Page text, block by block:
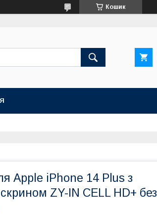
Кошик
Apple iPhone 14 Plus з
ZY-IN CELL HD+ без